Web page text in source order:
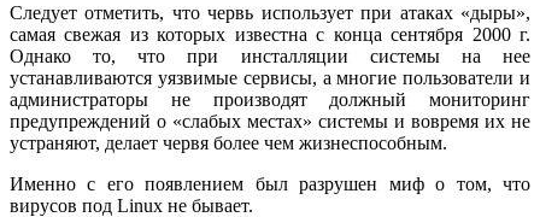
Cледует отметить, что червь использует при атаках «дыры»,
самая свежая из которых известна с конца сентября 2000 г.
Однако то, что при инсталляции системы на нее
устанавливаются уязвимые сервисы, а многие пользователи и
администраторы не производят должный мониторинг
предупреждений о «слабых местах» системы и вовремя их не
устраняют, делает червя более чем жизнеспособным.
Именно с его появлением был разрушен миф о том, что
вирусов под Linux не бывает.